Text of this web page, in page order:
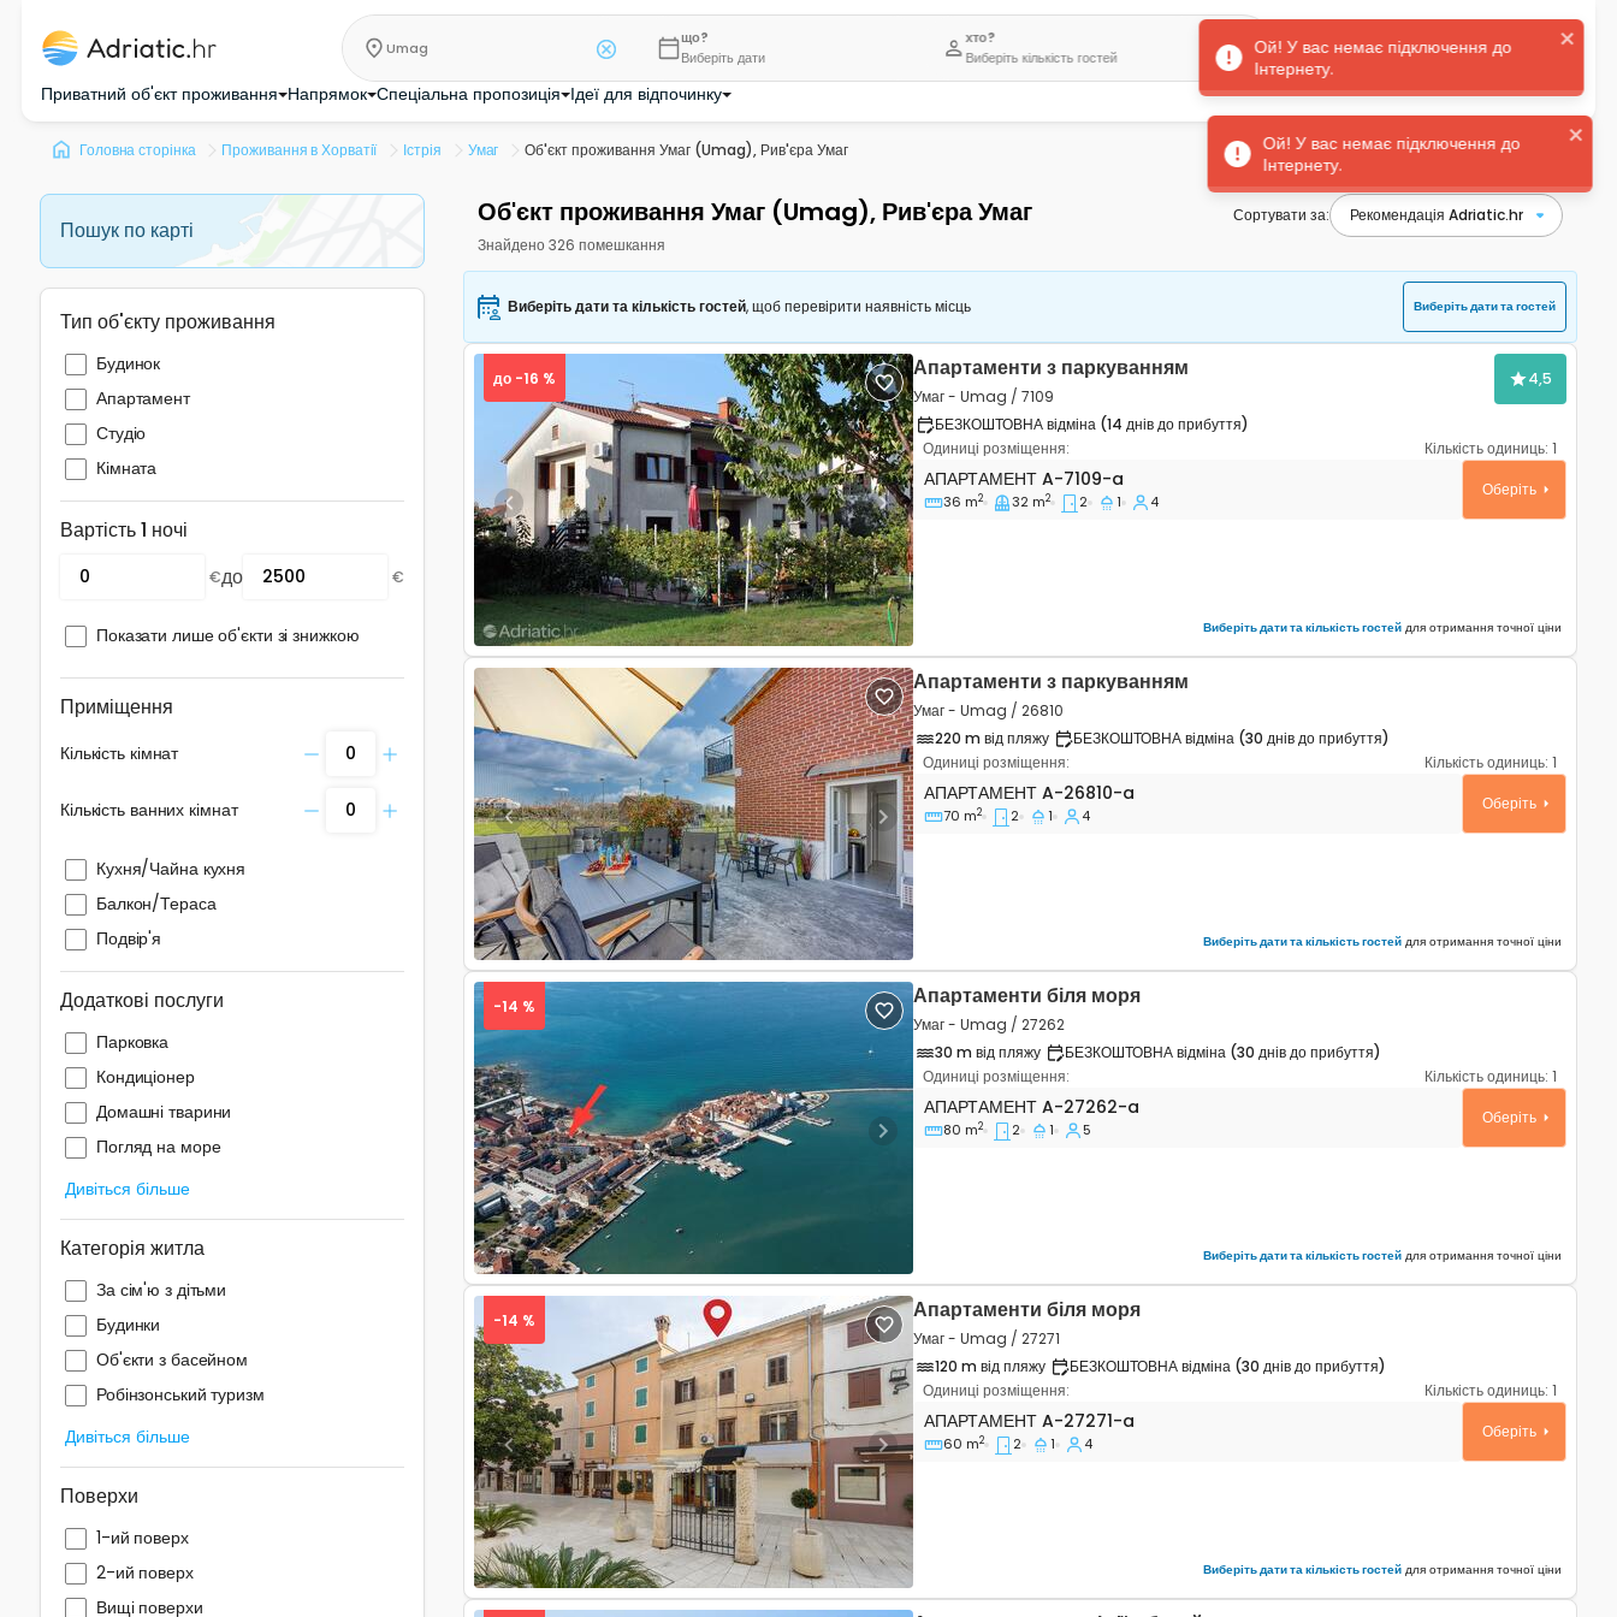
Українська
Приватний об'єкт проживання Напрямок Спеціальна пропозиція Ідеї для відпочинку
Головна сторінка Проживання в Хорватії Істрія Умаг Об'єкт проживання Умаг (Umag), Рив'єра Умаг
Umag
що?
Виберіть дати
хто?
Виберіть кількість гостей
Пошук по карті
Тип об'єкту проживання
Будинок
Апартамент
Студіо
Кімната
Вартість 1 ночі
€до €
Показати лише об'єкти зі знижкою
Приміщення
Кількість кімнат
Кількість ванних кімнат
Кухня/Чайна кухня
Балкон/Тераса
Подвір'я
Додаткові послуги
Парковка
Кондиціонер
Домашні тварини
Погляд на море
Дивіться більше
Категорія житла
За сім'ю з дітьми
Будинки
Об'єкти з басейном
Робінзонський туризм
Дивіться більше
Поверхи
1-ий поверх
2-ий поверх
Вищі поверхи
Об'єкт проживання Умаг (Umag), Рив'єра Умаг
Знайдено 326 помешкання
Сортувати за:
Виберіть дати та кількість гостей, щоб перевірити наявність місць Виберіть дати та гостей
Previous Next
до -16 % Апартаменти з паркуванням
Умаг - Umag / 7109
4,5
БЕЗКОШТОВНА відміна (14 днів до прибуття)
Одиниці розміщення:
Кількість одиниць: 1
Двокімнатні апартаменти Умаг - Umag A-7109-a
АПАРТАМЕНТ A-7109-a
36 m2 32 m2 2 1 4
Оберіть
Виберіть дати та кількість гостей для отримання точної ціни
Previous Next
Апартаменти з паркуванням
Умаг - Umag / 26810
220 m від пляжу
БЕЗКОШТОВНА відміна (30 днів до прибуття)
Одиниці розміщення:
Кількість одиниць: 1
Двокімнатні апартаменти Умаг - Umag A-26810-a
АПАРТАМЕНТ A-26810-a
70 m2 2 1 4
Оберіть
Виберіть дати та кількість гостей для отримання точної ціни
Previous Next
-14 % Апартаменти біля моря
Умаг - Umag / 27262
30 m від пляжу
БЕЗКОШТОВНА відміна (30 днів до прибуття)
Одиниці розміщення:
Кількість одиниць: 1
Двокімнатні апартаменти Умаг - Umag A-27262-a
АПАРТАМЕНТ A-27262-a
80 m2 2 1 5
Оберіть
Виберіть дати та кількість гостей для отримання точної ціни
Previous Next
-14 % Апартаменти біля моря
Умаг - Umag / 27271
120 m від пляжу
БЕЗКОШТОВНА відміна (30 днів до прибуття)
Одиниці розміщення:
Кількість одиниць: 1
Двокімнатні апартаменти Умаг - Umag A-27271-a
АПАРТАМЕНТ A-27271-a
60 m2 2 1 4
Оберіть
Виберіть дати та кількість гостей для отримання точної ціни